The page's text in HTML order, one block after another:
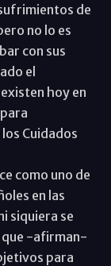
de
no lo es
con sus
el
hoy en
Cuidados
como uno de
en las
siquiera se
que -afirman-
para